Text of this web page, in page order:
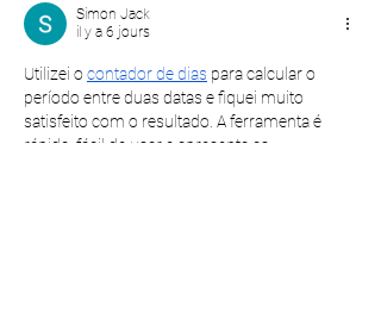
Simon Jack
il y a 6 jours
Utilizei o contador de dias para calcular o
período entre duas datas e fiquei muito
satisfeito com o resultado. A ferramenta é
rápida, fácil de usar e apresenta as